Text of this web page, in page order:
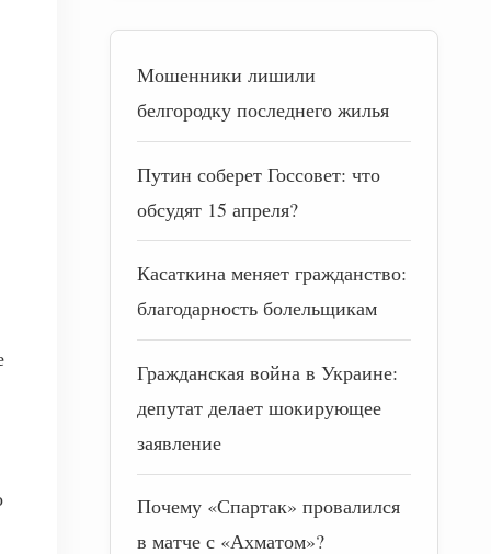
Мошенники лишили
белгородку последнего жилья
Путин соберет Госсовет: что
обсудят 15 апреля?
Касаткина меняет гражданство:
благодарность болельщикам
Гражданская война в Украине:
депутат делает шокирующее
заявление
Почему «Спартак» провалился
в матче с «Ахматом»?